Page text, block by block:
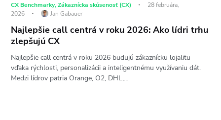
CX Benchmarky,Zákaznícka skúsenosť (CX)
28 februára,
2026
Jan Gabauer
Najlepšie call centrá v roku 2026: Ako lídri trhu
zlepšujú CX
Najlepšie call centrá v roku 2026 budujú zákaznícku lojalitu
vďaka rýchlosti, personalizácii a inteligentnému využívaniu dát.
Medzi lídrov patria Orange, O2, DHL,…